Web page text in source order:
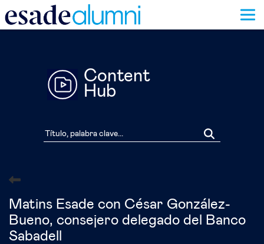
Content
Hub
Matins Esade con César González-
Bueno, consejero delegado del Banco
Sabadell